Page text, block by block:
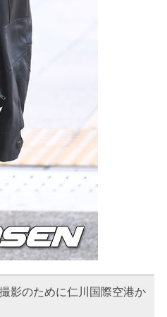
影のために仁川国際空港か